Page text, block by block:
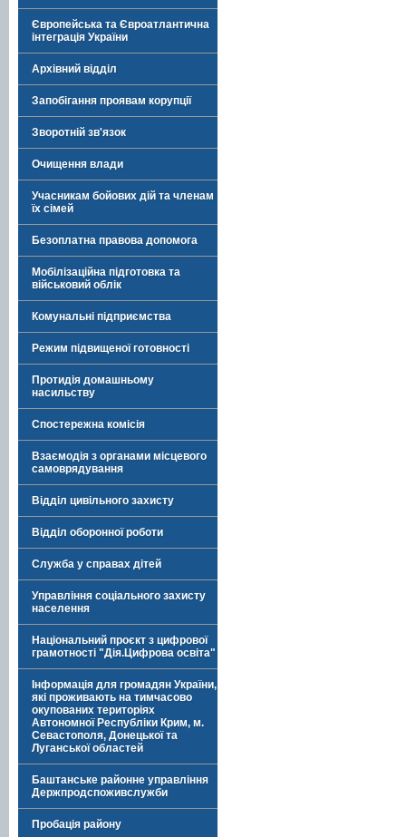
Європейська та Євроатлантична
інтеграція України
Архівний відділ
Запобігання проявам корупції
Зворотній зв'язок
Очищення влади
Учасникам бойових дій та членам
їх сімей
Безоплатна правова допомога
Мобілізаційна підготовка та
військовий облік
Комунальні підприємства
Режим підвищеної готовності
Протидія домашньому
насильству
Спостережна комісія
Взаємодія з органами місцевого
самоврядування
Відділ цивільного захисту
Відділ оборонної роботи
Служба у справах дітей
Управління соціального захисту
населення
Національний проєкт з цифрової
грамотності "Дія.Цифрова освіта"
Інформація для громадян України,
які проживають на тимчасово
окупованих територіях
Автономної Республіки Крим, м.
Севастополя, Донецької та
Луганської областей
Баштанське районне управління
Держпродспоживслужби
Пробація району